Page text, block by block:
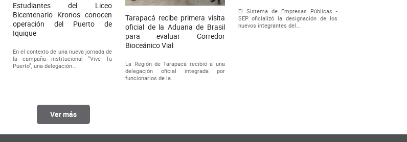
Estudiantes del Liceo
Bicentenario Kronos conocen
operación del Puerto de
Iquique
En el contexto de una nueva jornada de
la campaña institucional "Vive Tu
Puerto", una delegación...
Tarapacá recibe primera visita
oficial de la Aduana de Brasil
para evaluar Corredor
Bioceánico Vial
La Región de Tarapacá recibió a una
delegación oficial integrada por
funcionarios de la...
El Sistema de Empresas Públicas -
SEP oficializó la designación de los
nuevos integrantes del...
Ver más